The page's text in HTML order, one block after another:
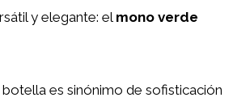
y elegante: elmono verde
es sinónimo de sofisticación